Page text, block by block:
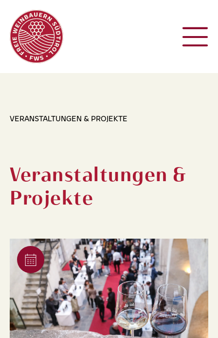
VERANSTALTUNGEN & PROJEKTE
Veranstaltungen &
Projekte